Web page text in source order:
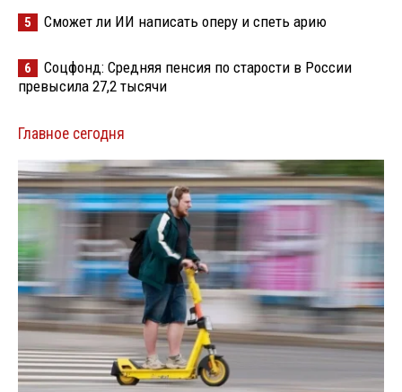
5 Сможет ли ИИ написать оперу и спеть арию
6
Соцфонд: Средняя пенсия по старости в России
превысила 27,2 тысячи
Главное сегодня